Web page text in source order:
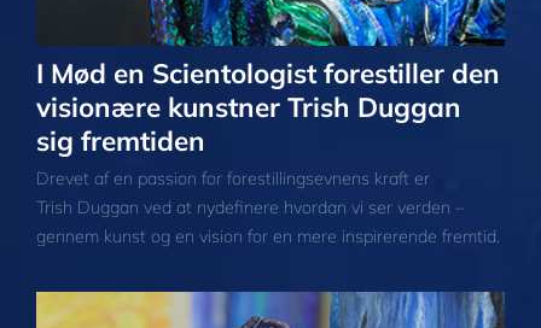
I Mød en Scientologist forestiller den
visionære kunstner Trish Duggan
sig fremtiden
Drevet af en passion for forestillingsevnens kraft er
Trish Duggan ved at nydefinere hvordan vi ser verden –
gennem kunst og en vision for en mere inspirerende fremtid.